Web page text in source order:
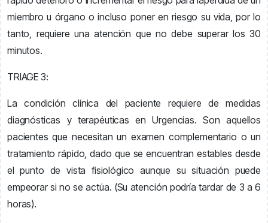
miembro u órgano o incluso poner en riesgo su vida, por lo
tanto, requiere una atención que no debe superar los 30
minutos.
TRIAGE 3:
La condición clínica del paciente requiere de medidas
diagnósticas y terapéuticas en Urgencias. Son aquellos
pacientes que necesitan un examen complementario o un
tratamiento rápido, dado que se encuentran estables desde
el punto de vista fisiológico aunque su situación puede
empeorar si no se actúa. (Su atención podría tardar de 3 a 6
horas).